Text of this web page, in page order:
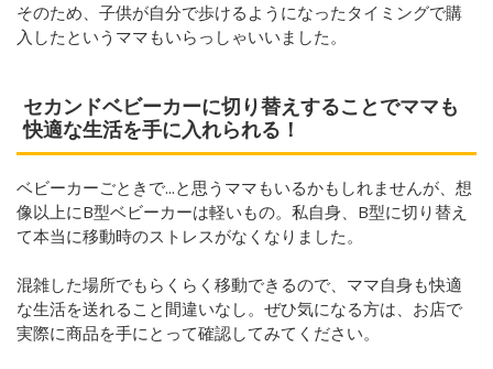
そのため、子供が自分で歩けるようになったタイミングで購
入したというママもいらっしゃいいました。
セカンドベビーカーに切り替えすることでママも
快適な生活を手に入れられる！
ベビーカーごときで...と思うママもいるかもしれませんが、想
像以上にB型ベビーカーは軽いもの。私自身、B型に切り替え
て本当に移動時のストレスがなくなりました。
混雑した場所でもらくらく移動できるので、ママ自身も快適
な生活を送れること間違いなし。ぜひ気になる方は、お店で
実際に商品を手にとって確認してみてください。